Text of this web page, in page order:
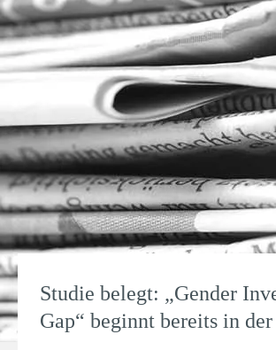
Studie belegt: „Gender
Gap“ beginnt bereits in